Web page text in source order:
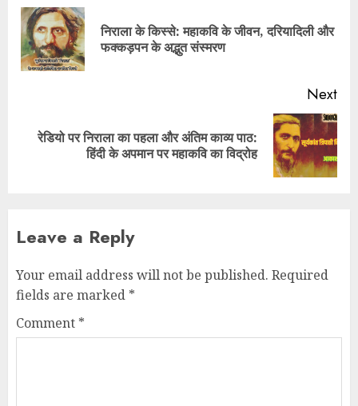
निराला के किस्से: महाकवि के जीवन, दरियादिली और
फक्कड़पन के अद्भुत संस्मरण
Next
रेडियो पर निराला का पहला और अंतिम काव्य पाठ:
हिंदी के अपमान पर महाकवि का विद्रोह
Leave a Reply
Your email address will not be published. Required
fields are marked *
Comment *